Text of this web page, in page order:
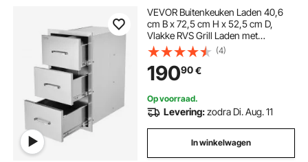
VEVOR Buitenkeuken Laden 40,6
cm B x 72,5 cm H x 52,5 cm D,
Vlakke RVS Grill Laden met
Drievoudige Toegang en Handvat,
Grill Eiland Laden voor
Buitenkeukens of Patio Grill Stations
(4)
19090€
Op voorraad.
Levering:zodra Di. Aug. 11
In winkelwagen